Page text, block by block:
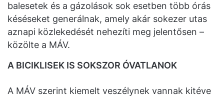
balesetek és a gázolások sok esetben több órás
késéseket generálnak, amely akár sokezer utas
aznapi közlekedését nehezíti meg jelentősen –
közölte a MÁV.
A BICIKLISEK IS SOKSZOR ÓVATLANOK
A MÁV szerint kiemelt veszélynek vannak kitéve